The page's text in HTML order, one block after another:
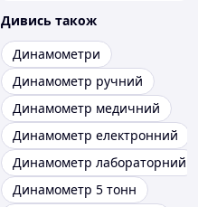
Дивись також
Динамометри
Динамометр ручний
Динамометр медичний
Динамометр електронний
Динамометр лабораторний
Динамометр 5 тонн